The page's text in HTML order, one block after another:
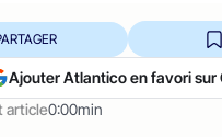
article0:00min
Ajouter Atlantico en favori sur